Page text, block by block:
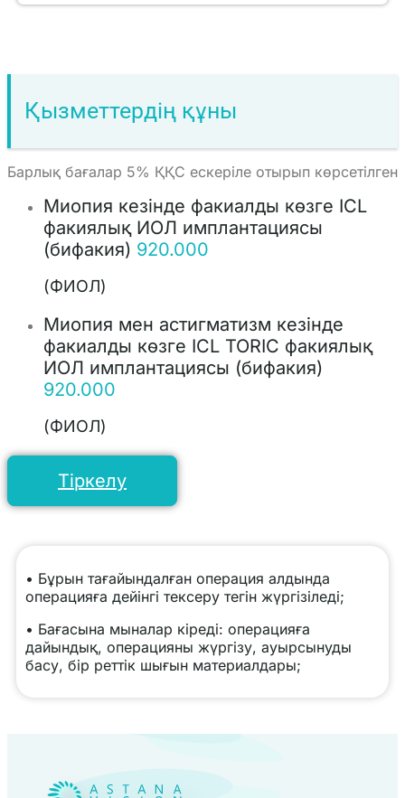
Қызметтердің құны
Барлық бағалар 5% ҚҚС ескеріле отырып көрсетілген
Миопия кезінде факиалды көзге ICL
факиялық ИОЛ имплантациясы
(бифакия) 920.000
(ФИОЛ)
Миопия мен астигматизм кезінде
факиалды көзге ICL TORIC факиялық
ИОЛ имплантациясы (бифакия)
920.000
(ФИОЛ)
Тіркелу
• Бұрын тағайындалған операция алдында
операцияға дейінгі тексеру тегін жүргізіледі;
• Бағасына мыналар кіреді: операцияға
дайындық, операцияны жүргізу, ауырсынуды
басу, бір реттік шығын материалдары;